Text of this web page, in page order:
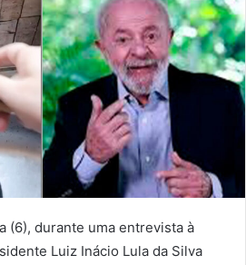
(6), durante uma entrevista à
Luiz Inácio Lula da Silva